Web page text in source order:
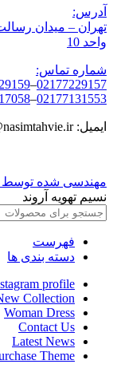
آدرس:
واحد 10
شماره تماس:
02177229157
–
02177131553
–
ایمیل: info@nasimtahvie.ir
مهندسی شده
نسیم تهویه آروند
فهرست
دسته بندی ها
profile
Collection
Woman Dress
Contact Us
Latest News
Theme